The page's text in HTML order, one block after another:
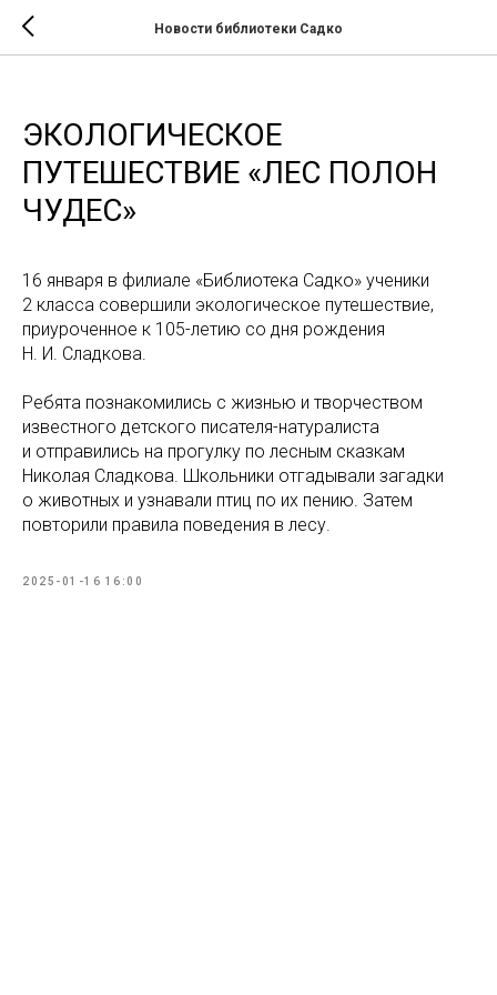
Новости библиотеки Садко
ЭКОЛОГИЧЕСКОЕ
ПУТЕШЕСТВИЕ «ЛЕС ПОЛОН
ЧУДЕС»
16 января в филиале «Библиотека Садко» ученики
2 класса совершили экологическое путешествие,
приуроченное к 105-летию со дня рождения
Н. И. Сладкова.
Ребята познакомились с жизнью и творчеством
известного детского писателя-натуралиста
и отправились на прогулку по лесным сказкам
Николая Сладкова. Школьники отгадывали загадки
о животных и узнавали птиц по их пению. Затем
повторили правила поведения в лесу.
2025-01-16 16:00